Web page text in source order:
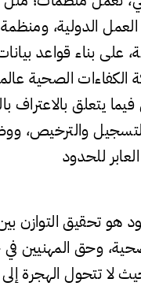
الدولية،
على بناء قواعد
الصحية
يتعلق بالاعتراف
والترخيص،
للحدود
تحقيق التوازن
وحق المهنيين في
لا تتحول الهجرة